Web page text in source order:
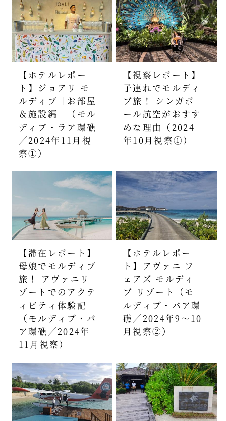
【ホテルレポー
ト】ジョアリ モ
ルディブ［お部屋
＆施設編］（モル
ディブ・ラア環礁
／2024年11月視
察①）
【視察レポート】
子連れでモルディ
ブ旅！ シンガポ
ール航空がおすす
めな理由（2024
年10月視察①）
【滞在レポート】
母娘でモルディブ
旅！ アヴァニリ
ゾートでのアクテ
ィビティ体験記
（モルディブ・バ
ア環礁／2024年
11月視察）
【ホテルレポー
ト】アヴァニ フ
ェアズ モルディ
ブ リゾート（モ
ルディブ・バア環
礁／2024年9～10
月視察②）